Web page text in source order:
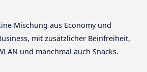
Mischung aus Economy und
mit zusätzlicher Beinfreiheit,
und manchmal auch Snacks.